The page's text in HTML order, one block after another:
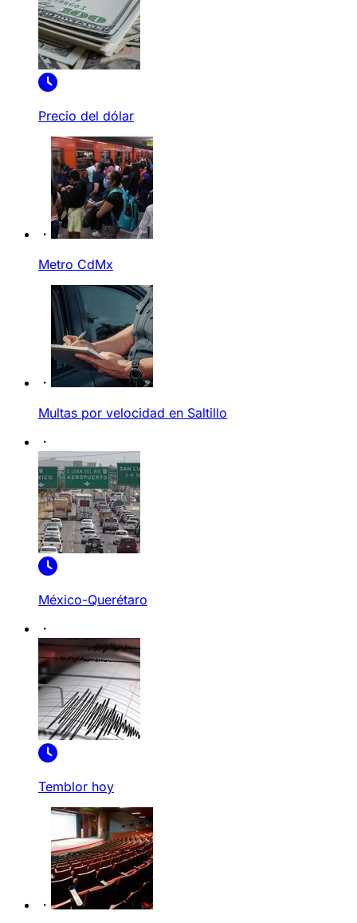
Precio del dólar
Metro CdMx
Multas por velocidad en Saltillo
México-Querétaro
Temblor hoy